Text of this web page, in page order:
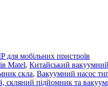
для мобільних пристроїв
Matel, Китайський
скла, Вакуумний насос
підйомник та